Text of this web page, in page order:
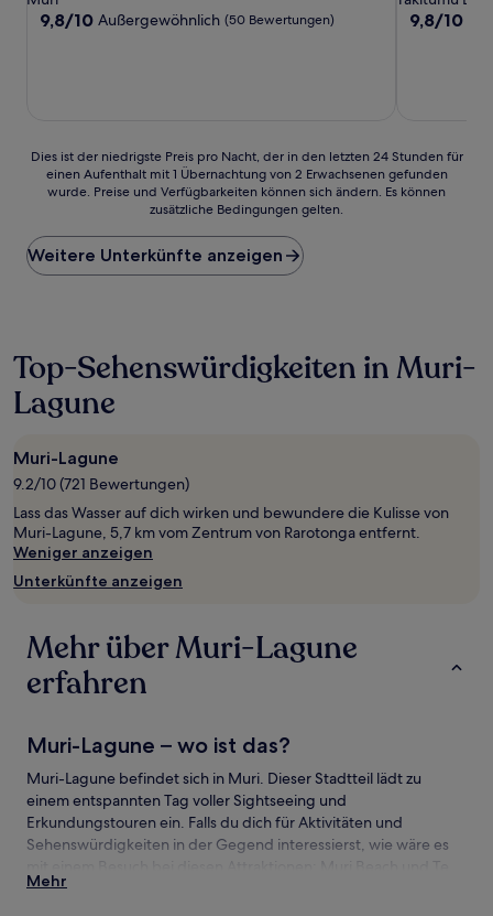
Unterkunft
9.8
9,8/10 Außergewöhnlich (50 Bewertungen)
Unterkunft
9.8
9,8/10
Dies
der
Preis
pro
Nacht,
letzten
24 Stunden
für
einen
mit
1 Übernachtung
von
2 Erwachsenen
gefunden
wurde.
Preise
und
können
sich
ändern.
Es
Bedingungen
gelten.
Dies ist der niedrigste Preis pro Nacht, der in den letzten 24 Stunden für
einen Aufenthalt mit 1 Übernachtung von 2 Erwachsenen gefunden
wurde. Preise und Verfügbarkeiten können sich ändern. Es können
zusätzliche Bedingungen gelten.
Weitere Unterkünfte anzeigen
Top-Sehenswürdigkeiten in Muri-
Lagune
Muri-Lagune
9.2/10 (721 Bewertungen)
Lass das Wasser auf dich wirken und bewundere die Kulisse von
Muri-Lagune, 5,7 km vom Zentrum von Rarotonga entfernt.
Weniger anzeigen
Unterkünfte anzeigen
Mehr über Muri-Lagune
erfahren
Muri-Lagune – wo ist das?
Muri-Lagune befindet sich in Muri. Dieser Stadtteil lädt zu
einem entspannten Tag voller Sightseeing und
Erkundungstouren ein. Falls du dich für Aktivitäten und
Sehenswürdigkeiten in der Gegend interessierst, wie wäre es
Vara Nui Village?
Mehr